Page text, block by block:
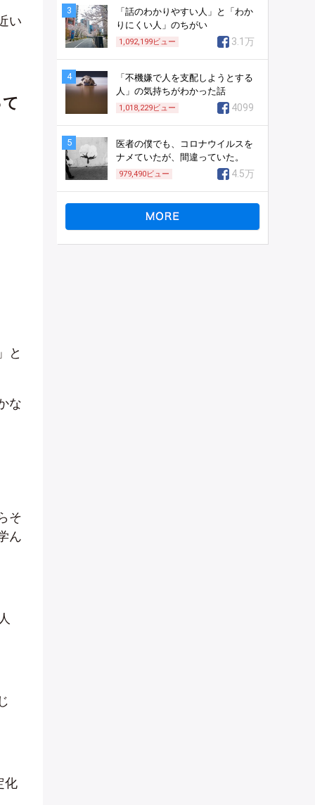
い
と
な
そ
ん
化
3
「話のわかりやすい人」と「わか
りにくい人」のちがい
1,092,199ビュー 3.1万
4
「不機嫌で人を支配しようとする
人」の気持ちがわかった話
1,018,229ビュー 4099
5
医者の僕でも、コロナウイルスを
ナメていたが、間違っていた。
979,490ビュー 4.5万